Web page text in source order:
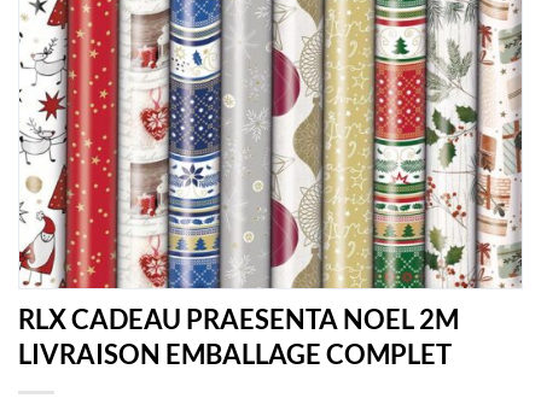
RLX CADEAU PRAESENTA NOEL 2M
LIVRAISON EMBALLAGE COMPLET